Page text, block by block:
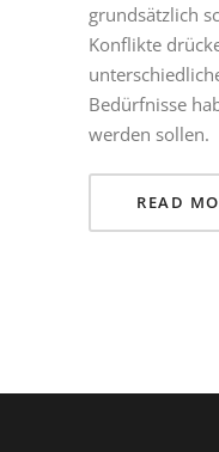
grundsätzlich
Konflikte
Bedürfnisse
werden sollen.
READ